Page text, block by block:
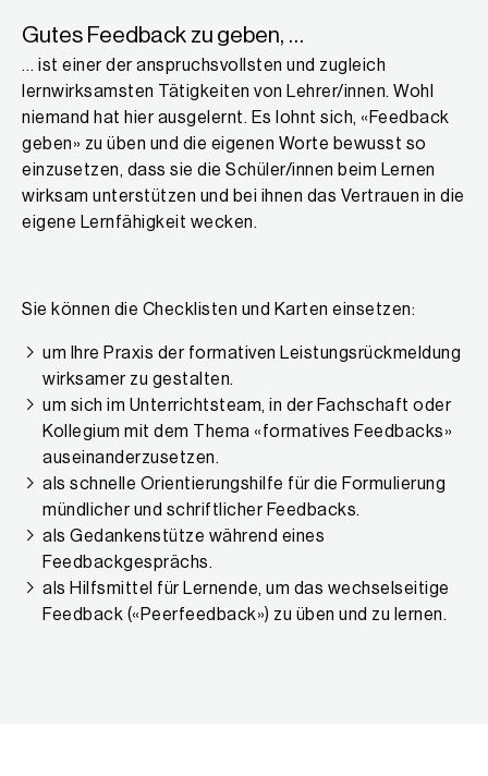
Gutes Feedback zu geben, …
… ist einer der anspruchsvollsten und zugleich
lernwirksamsten Tätigkeiten von Lehrer/innen. Wohl
niemand hat hier ausgelernt. Es lohnt sich, «Feedback
geben» zu üben und die eigenen Worte bewusst so
einzusetzen, dass sie die Schüler/innen beim Lernen
wirksam unterstützen und bei ihnen das Vertrauen in die
eigene Lernfähigkeit wecken.
Sie können die Checklisten und Karten einsetzen:
um Ihre Praxis der formativen Leistungsrückmeldung
wirksamer zu gestalten.
um sich im Unterrichtsteam, in der Fachschaft oder
Kollegium mit dem Thema «formatives Feedbacks»
auseinanderzusetzen.
als schnelle Orientierungshilfe für die Formulierung
mündlicher und schriftlicher Feedbacks.
als Gedankenstütze während eines
Feedbackgesprächs.
als Hilfsmittel für Lernende, um das wechselseitige
Feedback («Peerfeedback») zu üben und zu lernen.